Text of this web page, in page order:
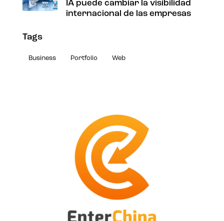
IA puede cambiar la visibilidad
internacional de las empresas
Tags
Business Portfolio Web